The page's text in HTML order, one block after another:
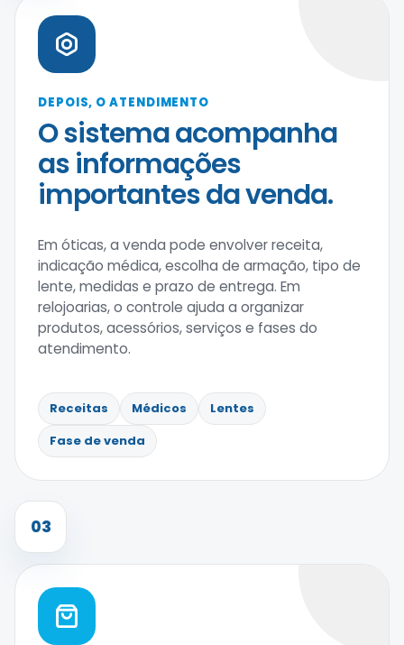
DEPOIS, O ATENDIMENTO
O sistema acompanha
as informações
importantes da venda.
Em óticas, a venda pode envolver receita,
indicação médica, escolha de armação, tipo de
lente, medidas e prazo de entrega. Em
relojoarias, o controle ajuda a organizar
produtos, acessórios, serviços e fases do
atendimento.
Receitas Médicos
Lentes
Fase de venda
03